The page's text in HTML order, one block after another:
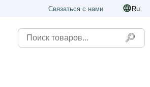
Связаться с нами Ru